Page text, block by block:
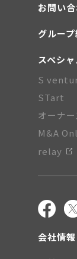
お問い
グルー
スペシ
S
STart
オーナ
M&A
relay
会社情報